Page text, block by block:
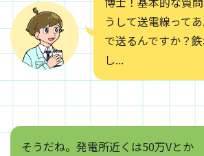
うして送電線って
で送るんですか？
し...
そうだね。発電所近くは50万Vとか